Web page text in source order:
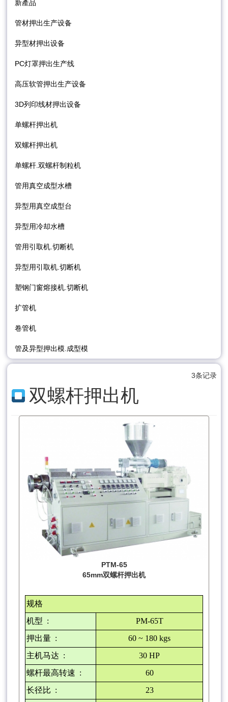
新產品
管材押出生产设备
异型材押出设备
PC灯罩押出生产线
高压软管押出生产设备
3D列印线材押出设备
单螺杆押出机
双螺杆押出机
单螺杆.双螺杆制粒机
管用真空成型水槽
异型用真空成型台
异型用冷却水槽
管用引取机.切断机
异型用引取机.切断机
塑钢门窗熔接机.切断机
扩管机
卷管机
管及异型押出模.成型模
3条记录
双螺杆押出机
PTM-65
65mm双螺杆押出机
规格
机型 :
PM-65T
押出量 :
60 ~ 180 kgs
主机马达 :
30 HP
螺杆最高转速 :
60
长径比 :
23